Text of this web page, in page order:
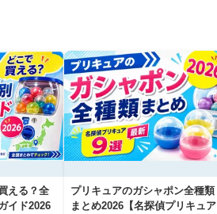
える？全
イド2026
プリキュアのガシャポン全種類
まとめ2026【名探偵プリキュア